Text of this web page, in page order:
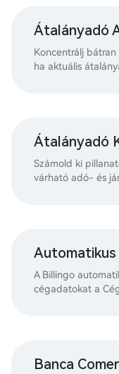
Átalányadó
Koncentrálj
ha aktuális
Átalányadó
Számold ki
várható adó- és
A Billingo
cégadatokat a
Banca